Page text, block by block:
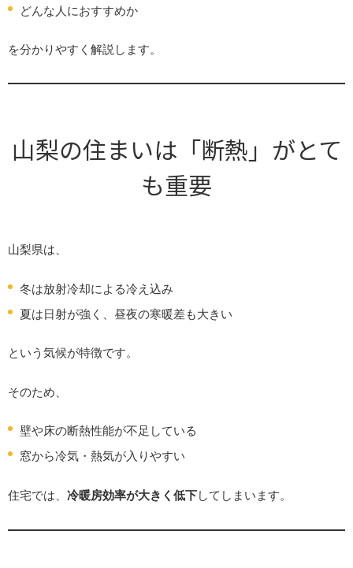
どんな人におすすめか
を分かりやすく解説します。
山梨の住まいは「断熱」がとて
も重要
山梨県は、
冬は放射冷却による冷え込み
夏は日射が強く、昼夜の寒暖差も大きい
という気候が特徴です。
そのため、
壁や床の断熱性能が不足している
窓から冷気・熱気が入りやすい
住宅では、 冷暖房効率が大きく低下してしまいます。